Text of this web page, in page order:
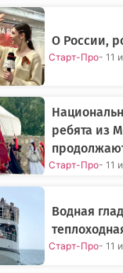
О России,
Старт-Про- 11
ребята из
Старт-Про- 11
Водная
Старт-Про- 11